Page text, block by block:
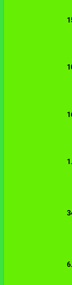
1.
6.